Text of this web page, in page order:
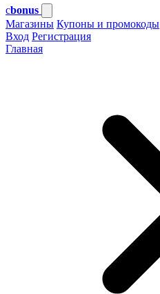
cbonus
Магазины Купоны и промокоды
Вход Регистрация
Главная